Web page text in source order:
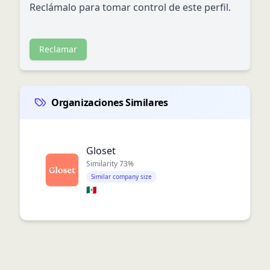
Reclámalo para tomar control de este perfil.
Reclamar
Organizaciones Similares
Gloset
Similarity73%
Similar company size
🇲🇽